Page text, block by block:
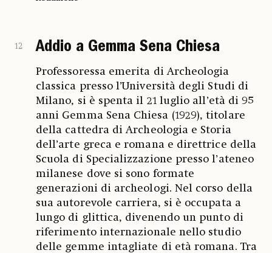
12 Addio a Gemma Sena Chiesa
Professoressa emerita di Archeologia
classica presso l’Università degli Studi di
Milano, si è spenta il 21 luglio all’età di 95
anni Gemma Sena Chiesa (1929), titolare
della cattedra di Archeologia e Storia
dell’arte greca e romana e direttrice della
Scuola di Specializzazione presso l’ateneo
milanese dove si sono formate
generazioni di archeologi. Nel corso della
sua autorevole carriera, si è occupata a
lungo di glittica, divenendo un punto di
riferimento internazionale nello studio
delle gemme intagliate di età romana. Tra